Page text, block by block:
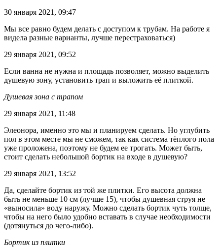
30 января 2021, 09:47
Мы все равно будем делать с доступом к трубам. На работе я
видела разные варианты, лучше перестраховаться)
29 января 2021, 09:52
Если ванна не нужна и площадь позволяет, можно выделить
душевую зону, установить трап и выложить её плиткой.
Душевая зона с трапом
29 января 2021, 11:48
Элеонора, именно это мы и планируем сделать. Но углубить
пол в этом месте мы не сможем, так как система тёплого пола
уже проложена, поэтому не будем ее трогать. Может быть,
стоит сделать небольшой бортик на входе в душевую?
29 января 2021, 13:52
Да, сделайте бортик из той же плитки. Его высота должна
быть не меньше 10 см (лучше 15), чтобы душевная струя не
«выносила» воду наружу. Можно сделать бортик чуть толще,
чтобы на него было удобно вставать в случае необходимости
(дотянуться до чего-либо).
Бортик из плитки